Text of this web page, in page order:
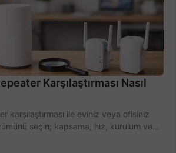
Karşılaştırması Nasıl
karşılaştırması ile eviniz veya ofisiniz
seçin; kapsama, hız, kurulum ve